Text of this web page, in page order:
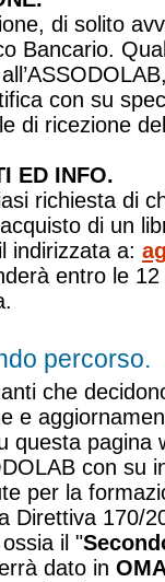
di solito
Bancario.
con su
di ricezione
ED INFO.
richiesta di
di un
indirizzata a:
entro le
percorso.
che
e
questa pagina
con su
per la
Direttiva 170/
il "
dato in